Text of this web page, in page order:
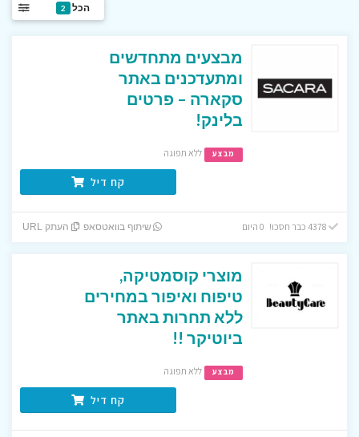
הכל 2
מבצעים מתחדשים
ומתעדכנים באתר
סקארה – פרטים
בלינק!
מבצע ללא תפוגה
קח דיל
4378 כבר חסכו! 0 היום שיתוף בוואטסאפ העתק URL
מוצרי קוסמטיקה,
טיפוח ואיפור במחירים
ללא תחרות באתר
ביוטיקר !!
מבצע ללא תפוגה
קח דיל